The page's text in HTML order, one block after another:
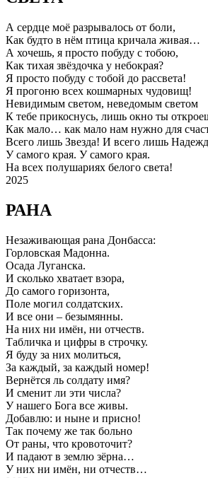
А сердце моё разрывалось от боли,
Как будто в нём птица кричала живая…
А хочешь, я просто побуду с тобою,
Как тихая звёздочка у небокрая?
Я просто побуду с тобой до рассвета!
Я прогоню всех кошмарных чудовищ!
Невидимым светом, неведомым светом
К тебе прикоснусь, лишь окно ты
Как мало… как мало нам нужно для
Всего лишь Звезда! И всего лишь
У самого края. У самого края.
На всех полушариях белого света!
2025
РАНА
Незаживающая рана Донбасса:
Горловская Мадонна.
Осада Луганска.
И сколько хватает взора,
До самого горизонта,
Поле могил солдатских.
И все они – безымянны.
На них ни имён, ни отчеств.
Табличка и цифры в строчку.
Я буду за них молиться,
За каждый, за каждый номер!
Вернётся ль солдату имя?
И сменит ли эти числа?
У нашего Бога все живы.
Добавлю: и ныне и присно!
Так почему же так больно
От раны, что кровоточит?
И падают в землю зёрна…
У них ни имён, ни отчеств…